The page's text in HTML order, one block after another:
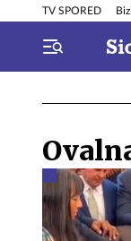
TV SPORED Bizi
Info in